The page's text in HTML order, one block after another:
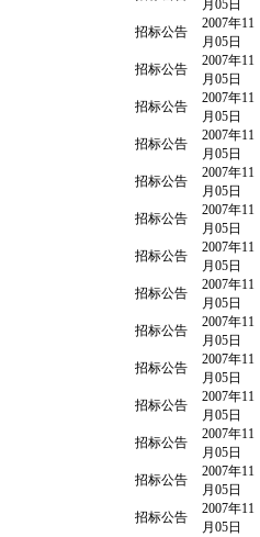
月05日
招标公告
2007年11
月05日
招标公告
2007年11
月05日
招标公告
2007年11
月05日
招标公告
2007年11
月05日
招标公告
2007年11
月05日
招标公告
2007年11
月05日
招标公告
2007年11
月05日
招标公告
2007年11
月05日
招标公告
2007年11
月05日
招标公告
2007年11
月05日
招标公告
2007年11
月05日
招标公告
2007年11
月05日
招标公告
2007年11
月05日
招标公告
2007年11
月05日